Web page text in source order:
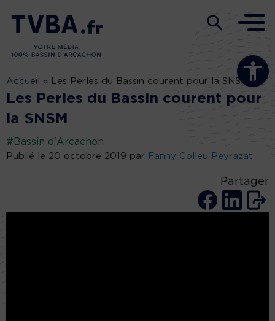
Ouvrir la
Accueil » Les Perles du Bassin courent pour la SNSM
Les Perles du Bassin courent pour
la SNSM
#Bassin d'Arcachon
Publié le 20 octobre 2019 par Fanny Colleu Peyrazat
Partager